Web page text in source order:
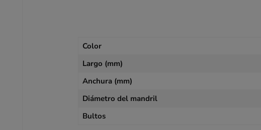
Color
Largo (mm)
Anchura (mm)
Diámetro del mandril
Bultos